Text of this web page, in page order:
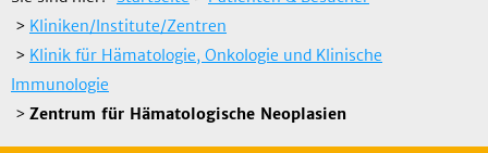
> Kliniken/Institute/Zentren
> Klinik für Hämatologie, Onkologie und Klinische
Immunologie
> Zentrum für Hämatologische Neoplasien